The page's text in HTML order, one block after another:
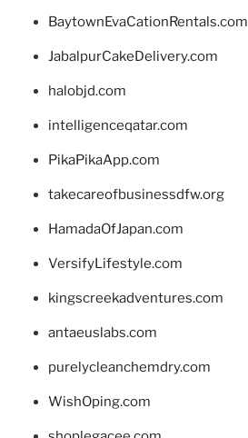
BaytownEvaCationRentals.com
JabalpurCakeDelivery.com
halobjd.com
intelligenceqatar.com
PikaPikaApp.com
takecareofbusinessdfw.org
HamadaOfJapan.com
VersifyLifestyle.com
kingscreekadventures.com
antaeuslabs.com
purelycleanchemdry.com
WishOping.com